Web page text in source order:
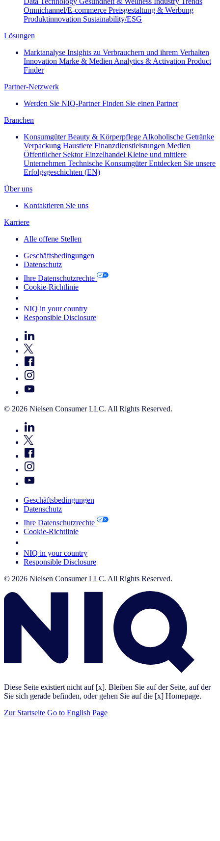
Omnichannel/E-commerce Preisgestaltung & Werbung
Produktinnovation Sustainability/ESG
Lösungen
Marktanalyse Insights zu Verbrauchern und ihrem Verhalten
Innovation Marke & Medien Analytics & Activation Product
Finder
Partner-Netzwerk
Werden Sie NIQ-Partner Finden Sie einen Partner
Branchen
Konsumgüter Beauty & Körperpflege Alkoholische Getränke
Verpackung Haustiere Finanzdienstleistungen Medien
Öffentlicher Sektor Einzelhandel Kleine und mittlere
Unternehmen Technische Konsumgüter Entdecken Sie unsere
Erfolgsgeschichten (EN)
Über uns
Kontaktieren Sie uns
Karriere
Alle offene Stellen
Geschäftsbedingungen
Datenschutz
Ihre Datenschutzrechte
Cookie-Richtlinie
NIQ in your country
Responsible Disclosure
© 2026 Nielsen Consumer LLC. All Rights Reserved.
Geschäftsbedingungen
Datenschutz
Ihre Datenschutzrechte
Cookie-Richtlinie
NIQ in your country
Responsible Disclosure
© 2026 Nielsen Consumer LLC. All Rights Reserved.
Diese Seite existiert nicht auf [x]. Bleiben Sie auf der Seite, auf der
Sie sich gerade befinden, oder gehen Sie auf die [x] Homepage.
Zur Startseite Go to English Page